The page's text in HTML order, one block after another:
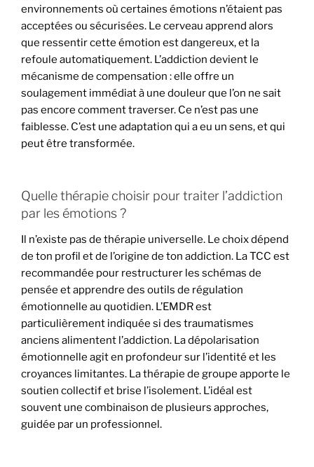
environnements où certaines émotions n’étaient pas
acceptées ou sécurisées. Le cerveau apprend alors
que ressentir cette émotion est dangereux, et la
refoule automatiquement. L’addiction devient le
mécanisme de compensation : elle offre un
soulagement immédiat à une douleur que l’on ne sait
pas encore comment traverser. Ce n’est pas une
faiblesse. C’est une adaptation qui a eu un sens, et qui
peut être transformée.
Quelle thérapie choisir pour traiter l’addiction
par les émotions ?
Il n’existe pas de thérapie universelle. Le choix dépend
de ton profil et de l’origine de ton addiction. La TCC est
recommandée pour restructurer les schémas de
pensée et apprendre des outils de régulation
émotionnelle au quotidien. L’EMDR est
particulièrement indiquée si des traumatismes
anciens alimentent l’addiction. La dépolarisation
émotionnelle agit en profondeur sur l’identité et les
croyances limitantes. La thérapie de groupe apporte le
soutien collectif et brise l’isolement. L’idéal est
souvent une combinaison de plusieurs approches,
guidée par un professionnel.